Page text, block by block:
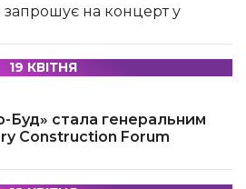
запрошує на концерт у
19 КВІТНЯ
Буд» стала генеральним
Construction Forum